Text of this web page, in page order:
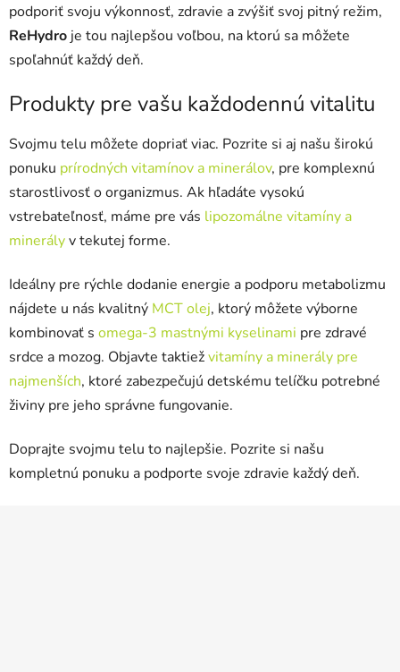
podporiť svoju výkonnosť, zdravie a zvýšiť svoj pitný režim,
ReHydro je tou najlepšou voľbou, na ktorú sa môžete
spoľahnúť každý deň.
Produkty pre vašu každodennú vitalitu
Svojmu telu môžete dopriať viac. Pozrite si aj našu širokú
ponuku prírodných vitamínov a minerálov, pre komplexnú
starostlivosť o organizmus. Ak hľadáte vysokú
vstrebateľnosť, máme pre vás lipozomálne vitamíny a
minerályv tekutej forme.
Ideálny pre rýchle dodanie energie a podporu metabolizmu
nájdete u nás kvalitný MCT olej, ktorý môžete výborne
kombinovať s omega-3 mastnými kyselinami pre zdravé
srdce a mozog. Objavte taktiežvitamíny a minerály pre
najmenších, ktoré zabezpečujú detskému telíčku potrebné
živiny pre jeho správne fungovanie.
Doprajte svojmu telu to najlepšie. Pozrite si našu
kompletnú ponuku a podporte svoje zdravie každý deň.